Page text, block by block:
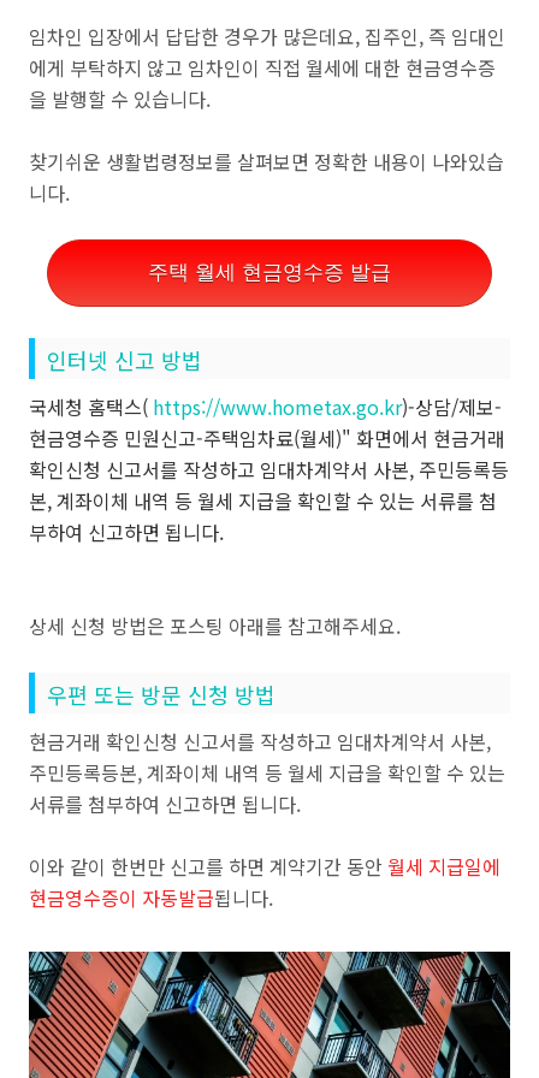
임차인 입장에서 답답한 경우가 많은데요, 집주인, 즉 임대인
에게 부탁하지 않고 임차인이 직접 월세에 대한 현금영수증
을 발행할 수 있습니다.
찾기쉬운 생활법령정보를 살펴보면 정확한 내용이 나와있습
니다.
주택 월세 현금영수증 발급
인터넷 신고 방법
국세청 홈택스( https://www.hometax.go.kr)-상담/제보-
현금영수증 민원신고-주택임차료(월세)" 화면에서 현금거래
확인신청 신고서를 작성하고 임대차계약서 사본, 주민등록등
본, 계좌이체 내역 등 월세 지급을 확인할 수 있는 서류를 첨
부하여 신고하면 됩니다.
상세 신청 방법은 포스팅 아래를 참고해주세요.
우편 또는 방문 신청 방법
현금거래 확인신청 신고서를 작성하고 임대차계약서 사본,
주민등록등본, 계좌이체 내역 등 월세 지급을 확인할 수 있는
서류를 첨부하여 신고하면 됩니다.
이와 같이 한번만 신고를 하면 계약기간 동안 월세 지급일에
현금영수증이 자동발급됩니다.